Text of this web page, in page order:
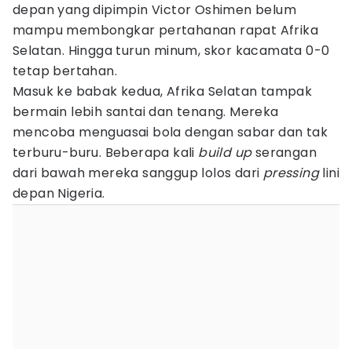
depan yang dipimpin Victor Oshimen belum
mampu membongkar pertahanan rapat Afrika
Selatan. Hingga turun minum, skor kacamata 0-0
tetap bertahan.
Masuk ke babak kedua, Afrika Selatan tampak
bermain lebih santai dan tenang. Mereka
mencoba menguasai bola dengan sabar dan tak
terburu-buru. Beberapa kali build upserangan
dari bawah mereka sanggup lolos dari pressinglini
depan Nigeria.